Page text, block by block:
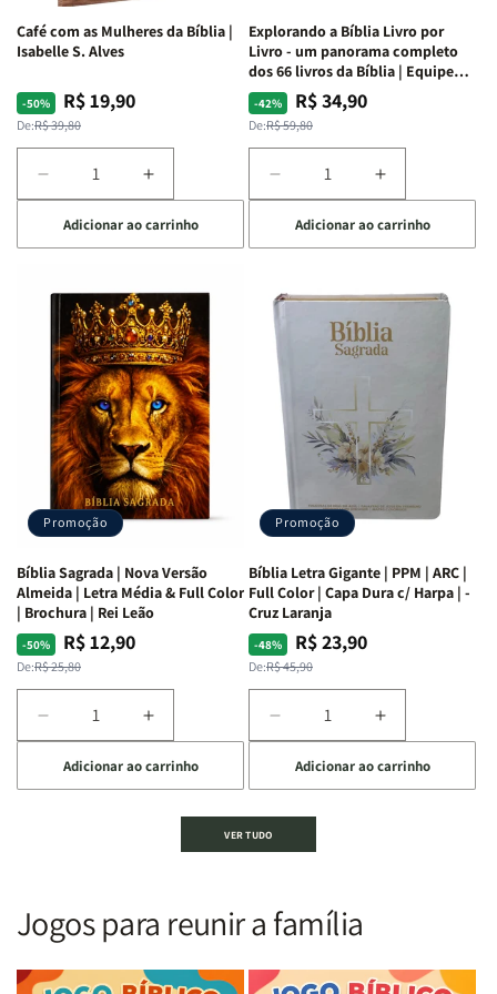
Preta
Café com as Mulheres da Bíblia |
Isabelle S. Alves
-50%
Preço
normal
De:R$ 39,80
Preço
promocional
R$ 19,90
Diminuir
a
quantidade
de
com
Mulheres
da
Bíblia
Isabelle
S.
Alves
Aumentar
a
quantidade
de
com
as
Mulheres
da
Bíblia
|
Isabelle
S.
Alves
Adicionar ao carrinho
Explorando a Bíblia Livro por
Livro - um panorama completo
dos 66 livros da Bíblia | Equipe
teológica Penkal
-42%
Preço
normal
De:R$ 59,80
Preço
promocional
R$ 34,90
Diminuir
a
quantidade
de
a
Bíblia
Livro
por
Livro
um
panorama
completo
dos
66
da
Bíblia
Equipe
teológica
Penkal
Aumentar
a
quantidade
de
a
Bíblia
Livro
-
um
panorama
completo
dos
da
Bíblia
Penkal
Adicionar ao carrinho
Promoção
Bíblia Sagrada | Nova Versão
Almeida | Letra Média & Full Color
| Brochura | Rei Leão
-50%
Preço
normal
De:R$ 25,80
Preço
promocional
R$ 12,90
Diminuir
a
quantidade
de
Almeida
Letra
Aumentar
a
quantidade
de
Bíblia
Almeida
Letra
Adicionar ao carrinho
Promoção
Bíblia Letra Gigante | PPM | ARC |
Full Color | Capa Dura c/ Harpa | -
Cruz Laranja
-48%
Preço
normal
De:R$ 45,90
Preço
promocional
R$ 23,90
Diminuir
a
quantidade
de
Bíblia
PPM
|
|
Aumentar
a
quantidade
de
|
Adicionar ao carrinho
VER TUDO
Jogos para reunir a família